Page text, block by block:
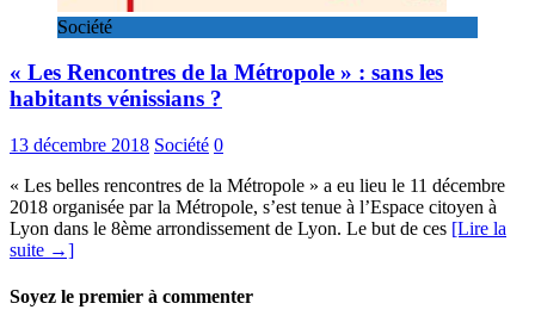
Société
« Les Rencontres de la Métropole » : sans les
habitants vénissians ?
13 décembre 2018 Société 0
« Les belles rencontres de la Métropole » a eu lieu le 11 décembre
2018 organisée par la Métropole, s’est tenue à l’Espace citoyen à
Lyon dans le 8ème arrondissement de Lyon. Le but de ces [Lire la
suite →]
Soyez le premier à commenter